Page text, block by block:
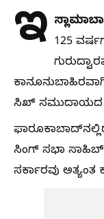
ಇ 125
ಸಿಖ್ ಸಮುದಾಯದ
ಸಿಂಗ್ ಸಭಾ ಸಾಹಿಬ್'
ಸರ್ಕಾರವು